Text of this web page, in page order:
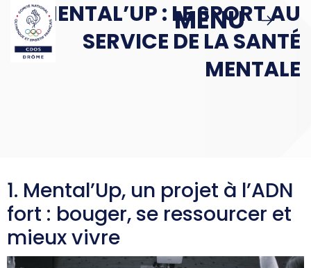
Passer au contenu principalMENU
MBS
> Le Sport en Face : Épisode 1
Politique Publique & Haut Niveau
Éducation & Citoyenneté
MENU
MENTAL’UP : LE SPORT AU
SERVICE DE LA SANTÉ
MENTALE
1. Mental’Up, un projet à l’ADN
fort : bouger, se ressourcer et
mieux vivre